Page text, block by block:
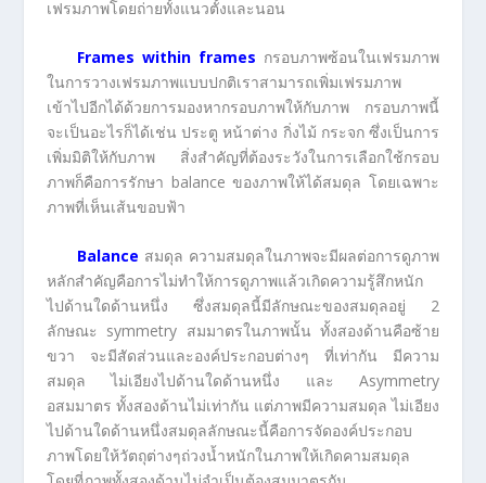
เฟรมภาพโดยถ่ายทั้งแนวตั้งและนอน
Frames within frames กรอบภาพซ้อนในเฟรมภาพ
ในการวางเฟรมภาพแบบปกติเราสามารถเพิ่มเฟรมภาพ
เข้าไปอีกได้ด้วยการมองหากรอบภาพให้กับภาพ กรอบภาพนี้
จะเป็นอะไรก็ได้เช่น ประตู หน้าต่าง กิ่งไม้ กระจก ซึ่งเป็นการ
เพิ่มมิติให้กับภาพ สิ่งสำคัญที่ต้องระวังในการเลือกใช้กรอบ
ภาพก็คือการรักษา balance ของภาพให้ได้สมดุล โดยเฉพาะ
ภาพที่เห็นเส้นขอบฟ้า
Balance สมดุล ความสมดุลในภาพจะมีผลต่อการดูภาพ
หลักสำคัญคือการไม่ทำให้การดูภาพแล้วเกิดความรู้สึกหนัก
ไปด้านใดด้านหนึ่ง ซึ่งสมดุลนี้มีลักษณะของสมดุลอยู่ 2
ลักษณะ symmetry สมมาตรในภาพนั้น ทั้งสองด้านคือซ้าย
ขวา จะมีสัดส่วนและองค์ประกอบต่างๆ ที่เท่ากัน มีความ
สมดุล ไม่เอียงไปด้านใดด้านหนึ่ง และ Asymmetry
อสมมาตร ทั้งสองด้านไม่เท่ากัน แต่ภาพมีความสมดุล ไม่เอียง
ไปด้านใดด้านหนึ่งสมดุลลักษณะนี้คือการจัดองค์ประกอบ
ภาพโดยให้วัตถุต่างๆถ่วงน้ำหนักในภาพให้เกิดคามสมดุล